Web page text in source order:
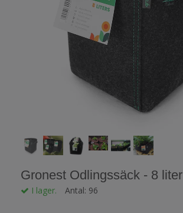
Gronest Odlingssäck - 8 liter
I lager. Antal: 96